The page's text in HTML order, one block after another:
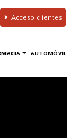
Acceso clientes
AUTOMÓVIL